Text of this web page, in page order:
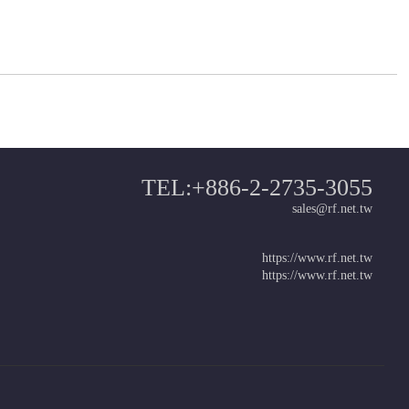
TEL:+886-2-2735-3055
sales@rf.net.tw
https://www.rf.net.tw
https://www.rf.net.tw